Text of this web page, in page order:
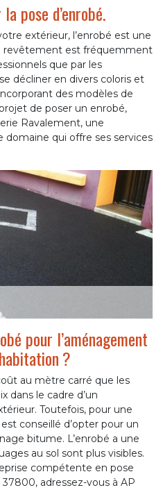
pose d’enrobé.
extérieur, l’enrobé est une
revêtement est fréquemment
que par les
décliner en divers coloris et
des modèles de
de poser un enrobé,
Ravalement, une
domaine qui offre ses services
pour l’aménagement
?
au mètre carré que les
dans le cadre d’un
Toutefois, pour une
conseillé d’opter pour un
bitume. L’enrobé a une
au sol sont plus visibles.
compétente en pose
37800, adressez-vous à AP